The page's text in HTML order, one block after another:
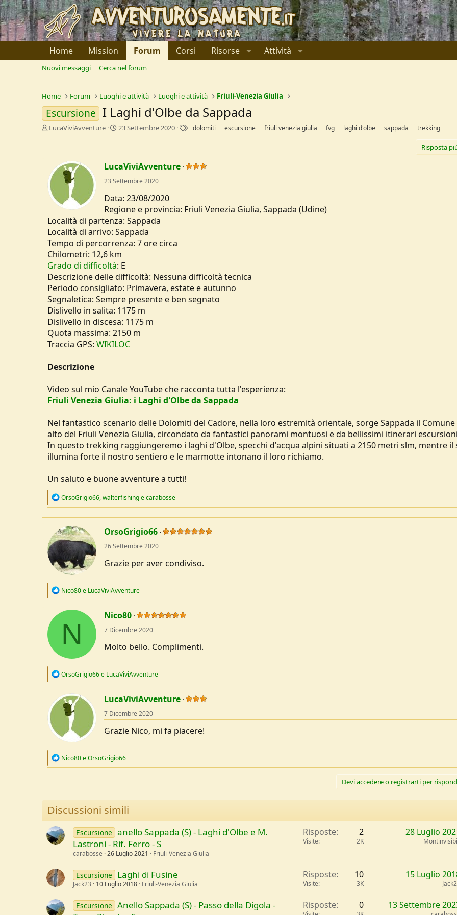
Home Mission Forum Corsi Risorse Attività
Nuovi messaggi Cerca nel forum
Home Forum Luoghi e attività Luoghi e attività Friuli-Venezia Giulia
Escursione I Laghi d'Olbe da Sappada
C
o
r
e
D
s
c
u
s
s
i
o
n
e
LucaViviAvventure
D
d
I
i
z
i
o
23 Settembre 2020 dolomiti escursione friuli venezia giulia fvg laghi d'olbe sappada trekking
Risposta
LucaViviAvventure
23 Settembre 2020
Data: 23/08/2020
Regione e provincia: Friuli Venezia Giulia, Sappada (Udine)
Località di partenza: Sappada
Località di arrivo: Sappada
Tempo di percorrenza: 7 ore circa
Chilometri: 12,6 km
Grado di difficoltà: E
Descrizione delle difficoltà: Nessuna difficoltà tecnica
Periodo consigliato: Primavera, estate e autunno
Segnaletica: Sempre presente e ben segnato
Dislivello in salita: 1175 m
Dislivello in discesa: 1175 m
Quota massima: 2150 m
Traccia GPS: WIKILOC
Descrizione
Video sul mio Canale YouTube che racconta tutta l'esperienza:
Friuli Venezia Giulia: i Laghi d'Olbe da Sappada
Nel fantastico scenario delle Dolomiti del Cadore, nella loro estremità orientale, sorge Sappada il Comune
alto del Friuli Venezia Giulia, circondato da fantastici panorami montuosi e da bellissimi itinerari
In questo trekking raggiungeremo i laghi d'Olbe, specchi d'acqua alpini situati a 2150 metri slm, mentre il
illumina forte il nostro sentiero e le marmotte intonano il loro richiamo.
Un saluto e buone avventure a tutti!
R
t
i
o
n
s
:
OrsoGrigio66,walterfishingecarabosse
OrsoGrigio66
26 Settembre 2020
Grazie per aver condiviso.
R
c
n
s
Nico80e LucaViviAvventure
N
Nico80
7 Dicembre 2020
Molto bello. Complimenti.
R
c
s
OrsoGrigio66e LucaViviAvventure
LucaViviAvventure
7 Dicembre 2020
Grazie Nico, mi fa piacere!
R
n
s
:
Nico80eOrsoGrigio66
Devi accedere o registrarti per
Discussioni simili
Escursione anello Sappada (S) - Laghi d'Olbe e M.
Lastroni - Rif. Ferro - S
carabosse 26 Luglio 2021 Friuli-Venezia Giulia
Risposte 2
Visite 2K
28 Luglio
Escursione Laghi di Fusine
Jack23 10 Luglio 2018 Friuli-Venezia Giulia
Risposte 10
Visite 3K
15 Luglio
Escursione Anello Sappada (S) - Passo della Digola -
Risposte 0 13 Settembre